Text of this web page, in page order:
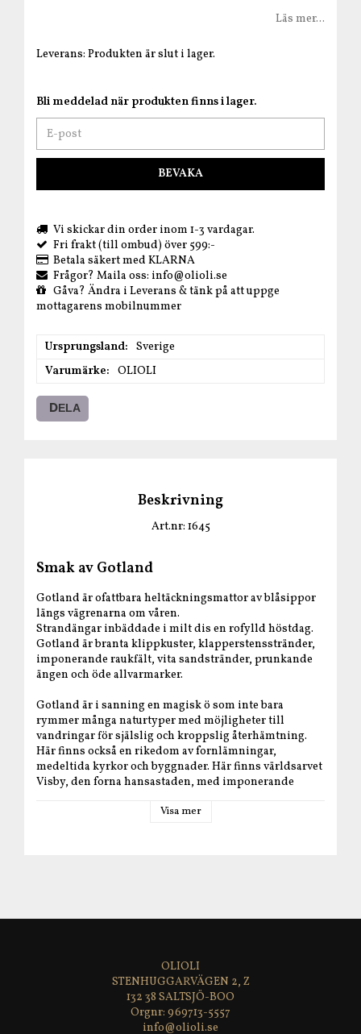
Läs mer...
Leverans: Produkten är slut i lager.
Bli meddelad när produkten finns i lager.
BEVAKA
Vi skickar din order inom 1-3 vardagar.
Fri frakt (till ombud) över 599:-
Betala säkert med KLARNA
Frågor? Maila oss: info@olioli.se
Gåva? Ändra i Leverans & tänk på att uppge
mottagarens mobilnummer
Ursprungsland
Sverige
Varumärke
OLIOLI
DELA
Beskrivning
Art.nr: 1645
Smak av Gotland
Gotland är ofattbara heltäckningsmattor av blåsippor
längs vägrenarna om våren.
Strandängar inbäddade i milt dis en rofylld höstdag.
Gotland är branta klippkuster, klapperstensstränder,
imponerande raukfält, vita sandstränder, prunkande
ängen och öde allvarmarker.
Gotland är i sanning en magisk ö som inte bara
rymmer många naturtyper med möjligheter till
vandringar för själslig och kroppslig återhämtning.
Här finns också en rikedom av fornlämningar,
medeltida kyrkor och byggnader. Här finns världsarvet
Visby, den forna hansastaden, med imponerande
särskilda uttryck, framsprungna ur öns egna material -
lokalproducerat. Gårdsmejerier tillverkar ostar på ko-,
och lax, flundror och piggvar.
Här är boken som i text och bild ger smak av denna
fantastiska ö. Här bjuds på läckra recept med
gotländska råvaror - fantasifulla förrätter, värmande
Visa mer
OLIOLI
STENHUGGARVÄGEN 2, Z
132 38 SALTSJÖ-BOO
info@olioli.se
969713-5557